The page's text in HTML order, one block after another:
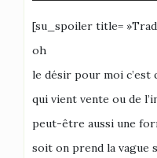
[su_spoiler title=
oh
le désir pour moi c’est
qui vient vente ou de
peut-être aussi une
soit on prend la vague